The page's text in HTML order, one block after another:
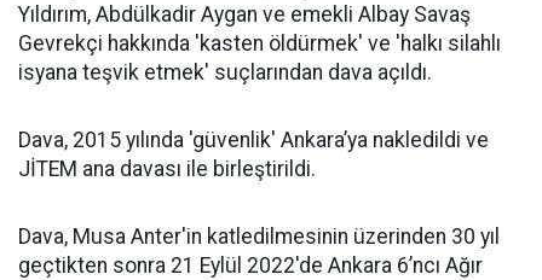
Yıldırım, Abdülkadir Aygan ve emekli Albay Savaş
Gevrekçi hakkında 'kasten öldürmek' ve 'halkı silahlı
isyana teşvik etmek' suçlarından dava açıldı.
Dava, 2015 yılında 'güvenlik' Ankara’ya nakledildi ve
JİTEM ana davası ile birleştirildi.
Dava, Musa Anter'in katledilmesinin üzerinden 30 yıl
geçtikten sonra 21 Eylül 2022'de Ankara 6’ncı Ağır